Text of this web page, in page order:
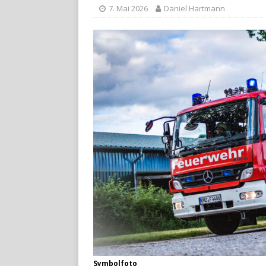
7. Mai 2026 Daniel Hartmann
Symbolfoto